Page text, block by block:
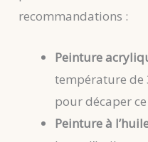
recommandations :
Peinture
température de
pour décaper
Peinture à